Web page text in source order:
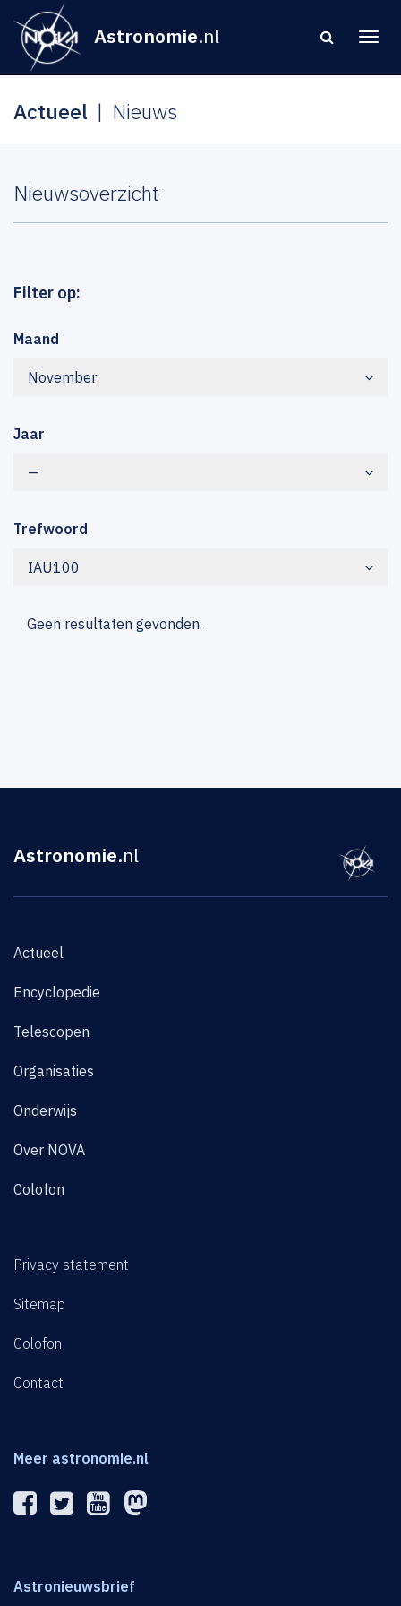
Astronomie.nl
Actueel Nieuws
Nieuwsoverzicht
Filter op:
Maand
November
Jaar
—
Trefwoord
IAU100
Geen resultaten gevonden.
Astronomie.nl
Actueel
Encyclopedie
Telescopen
Organisaties
Onderwijs
Over NOVA
Colofon
Privacy statement
Sitemap
Colofon
Contact
Meer astronomie.nl
Astronieuwsbrief